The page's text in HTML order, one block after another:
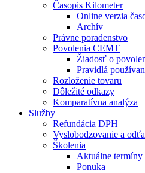
Časopis Kilometer
Online verzia
Archív
Právne poradenstvo
Povolenia CEMT
Žiadosť o
Pravidlá
Rozloženie tovaru
Dôležité odkazy
Komparatívna analýza
Služby
Refundácia DPH
Vyslobodzovanie a
Školenia
Aktuálne termíny
Ponuka